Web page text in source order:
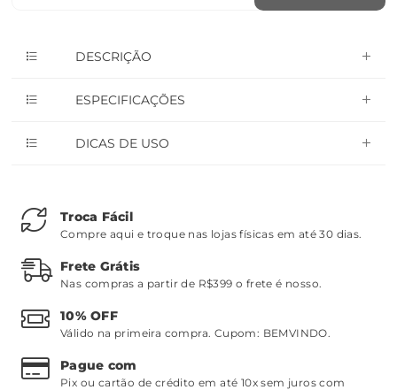
DESCRIÇÃO
ESPECIFICAÇÕES
DICAS DE USO
Troca Fácil
Compre aqui e troque nas lojas físicas em até 30 dias.
Frete Grátis
Nas compras a partir de R$399 o frete é nosso.
10% OFF
Válido na primeira compra. Cupom: BEMVINDO.
Pague com
Pix ou cartão de crédito em até 10x sem juros com